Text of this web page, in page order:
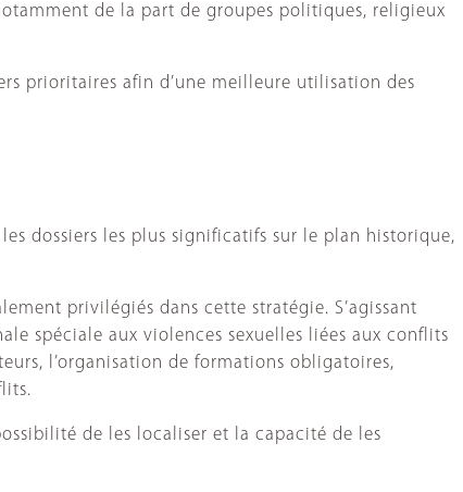
de la part de groupes politiques, religieux
prioritaires afin d’une meilleure utilisation des
dossiers les plus significatifs sur le plan historique,
privilégiés dans cette stratégie. S’agissant
spéciale aux violences sexuelles liées aux conflits
l’organisation de formations obligatoires,
de les localiser et la capacité de les